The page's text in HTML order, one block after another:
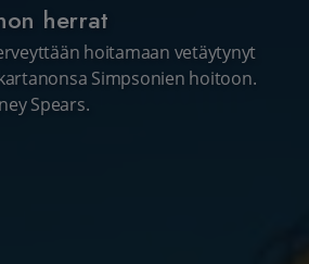
herrat
hoitamaan vetäytynyt
Simpsonien hoitoon.
Spears.